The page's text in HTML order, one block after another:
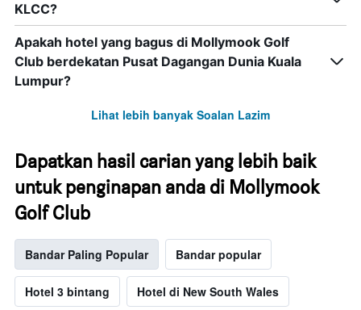
KLCC?
Apakah hotel yang bagus di Mollymook Golf
Club berdekatan Pusat Dagangan Dunia Kuala
Lumpur?
Lihat lebih banyak Soalan Lazim
Dapatkan hasil carian yang lebih baik
untuk penginapan anda di Mollymook
Golf Club
Bandar Paling Popular Bandar popular
Hotel 3 bintang Hotel di New South Wales